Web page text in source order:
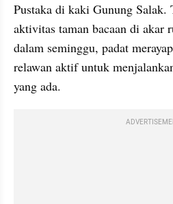
Pustaka di kaki Gunung Salak.
aktivitas taman bacaan di akar
dalam seminggu, padat
relawan aktif untuk
yang ada.